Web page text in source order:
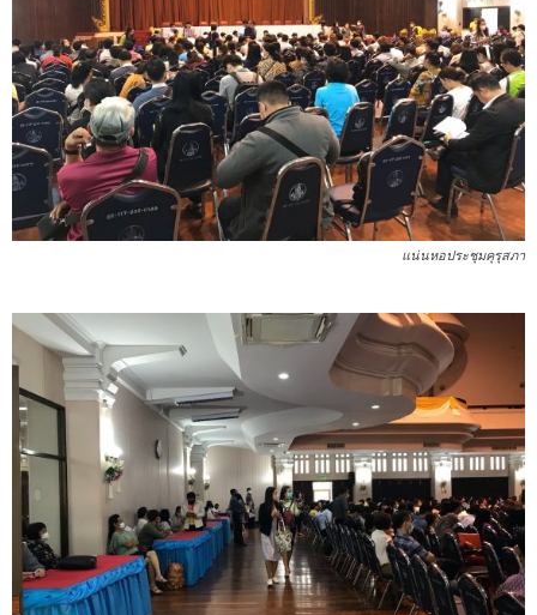
แน่นหอประชุมคุรุสภา